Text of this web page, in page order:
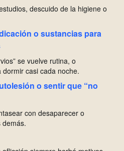
descuido de la higiene o
o sustancias para
se vuelve rutina, o
casi cada noche.
o sentir que “no
con desaparecer o